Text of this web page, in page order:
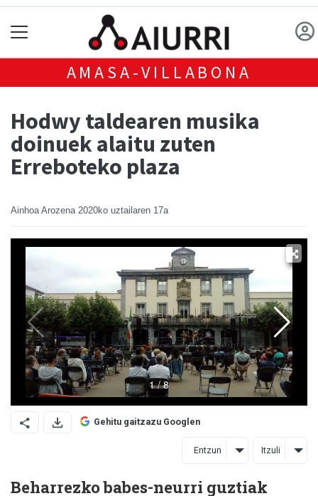
AMASA-VILLABONA
Hodwy taldearen musika
doinuek alaitu zuten
Erreboteko plaza
Ainhoa Arozena 2020ko uztailaren 17a
Gehitu gaitzazu Googlen
Entzun Itzuli
Beharrezko babes-neurri guztiak